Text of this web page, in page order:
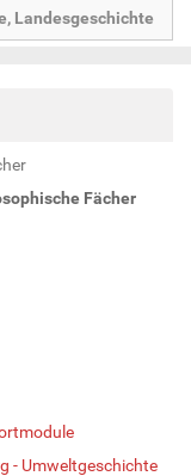
Landesgeschichte
Fächer
- Umweltgeschichte